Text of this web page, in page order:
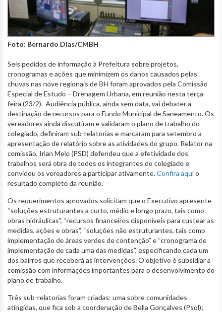
Foto: Bernardo Dias/CMBH
Seis pedidos de informação à Prefeitura sobre projetos,
cronogramas e ações que minimizem os danos causados pelas
chuvas nas nove regionais de BH foram aprovados pela Comissão
Especial de Estudo – Drenagem Urbana, em reunião nesta terça-
feira (23/2). Audiência pública, ainda sem data, vai debater a
destinação de recursos para o Fundo Municipal de Saneamento. Os
vereadores ainda discutiram e validaram o plano de trabalho do
colegiado, definiram sub-relatorias e marcaram para setembro a
apresentação de relatório sobre as atividades do grupo. Relator na
comissão, Irlan Melo (PSD) defendeu que a efetividade dos
trabalhos será obra de todos os integrantes do colegiado e
convidou os vereadores a participar ativamente.Confira aquio
resultado completo da reunião.
Os requerimentos aprovados solicitam que o Executivo apresente
“soluções estruturantes a curto, médio e longo prazo, tais como
obras hidráulicas”, “recursos financeiros disponíveis para custear as
medidas, ações e obras”, “soluções não estruturantes, tais como
implementação de áreas verdes de contenção” e “cronograma de
implementação de cada uma das medidas”, especificando cada um
dos bairros que receberá as intervenções. O objetivo é subsidiar a
comissão com informações importantes para o desenvolvimento do
plano de trabalho.
Três sub-relatorias foram criadas: uma sobre comunidades
atingidas, que fica sob a coordenação de Bella Gonçalves (Psol);